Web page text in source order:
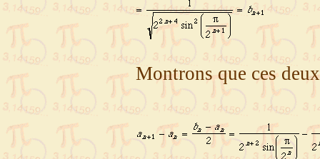
Montrons que ces